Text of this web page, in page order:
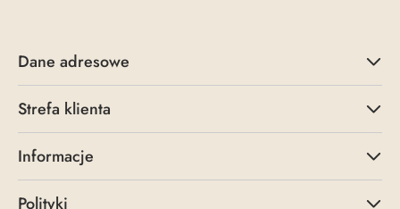
Dane adresowe
Strefa klienta
Informacje
Polityki